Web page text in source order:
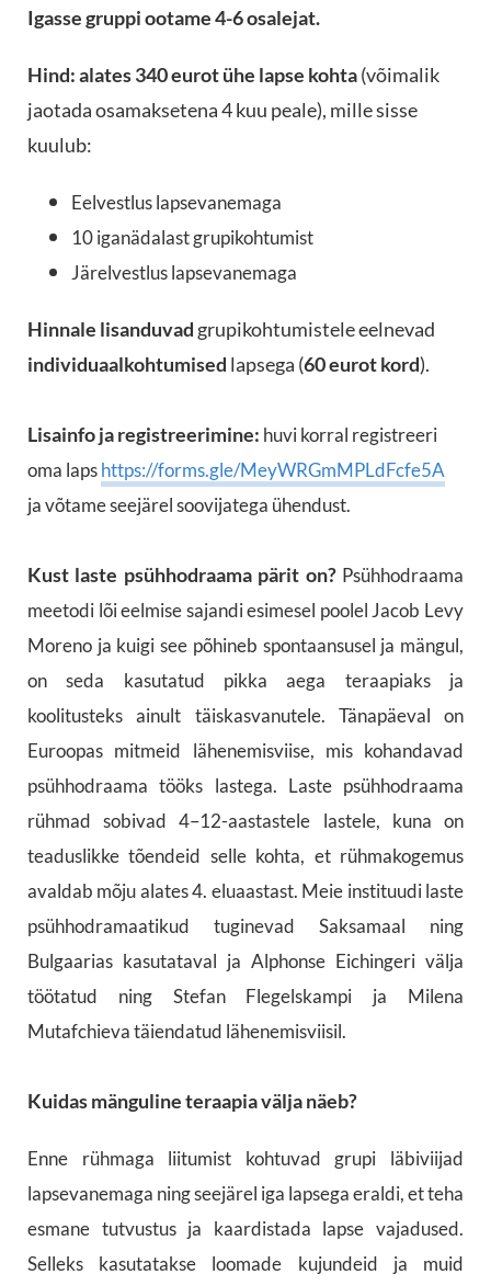
Igasse gruppi ootame 4-6 osalejat.
Hind: alates 340 eurot ühe lapse kohta(võimalik
jaotada osamaksetena 4 kuu peale), mille sisse
kuulub:
Eelvestlus lapsevanemaga
10 iganädalast grupikohtumist
Järelvestlus lapsevanemaga
Hinnale lisanduvad grupikohtumistele eelnevad
individuaalkohtumised lapsega (60 eurot kord).
Lisainfo ja registreerimine: huvi korral registreeri
oma lapshttps://forms.gle/MeyWRGmMPLdFcfe5A
ja võtame seejärel soovijatega ühendust.
Kust laste psühhodraama pärit on? Psühhodraama
meetodi lõi eelmise sajandi esimesel poolel Jacob Levy
Moreno ja kuigi see põhineb spontaansusel ja mängul,
on seda kasutatud pikka aega teraapiaks ja
koolitusteks ainult täiskasvanutele. Tänapäeval on
Euroopas mitmeid lähenemisviise, mis kohandavad
psühhodraama tööks lastega. Laste psühhodraama
rühmad sobivad 4–12-aastastele lastele, kuna on
teaduslikke tõendeid selle kohta, et rühmakogemus
avaldab mõju alates 4. eluaastast. Meie instituudi laste
psühhodramaatikud tuginevad Saksamaal ning
Bulgaarias kasutataval ja Alphonse Eichingeri välja
töötatud ning Stefan Flegelskampi ja Milena
Mutafchieva täiendatud lähenemisviisil.
Kuidas mänguline teraapia välja näeb?
Enne rühmaga liitumist kohtuvad grupi läbiviijad
lapsevanemaga ning seejärel iga lapsega eraldi, et teha
esmane tutvustus ja kaardistada lapse vajadused.
Selleks kasutatakse loomade kujundeid ja muid